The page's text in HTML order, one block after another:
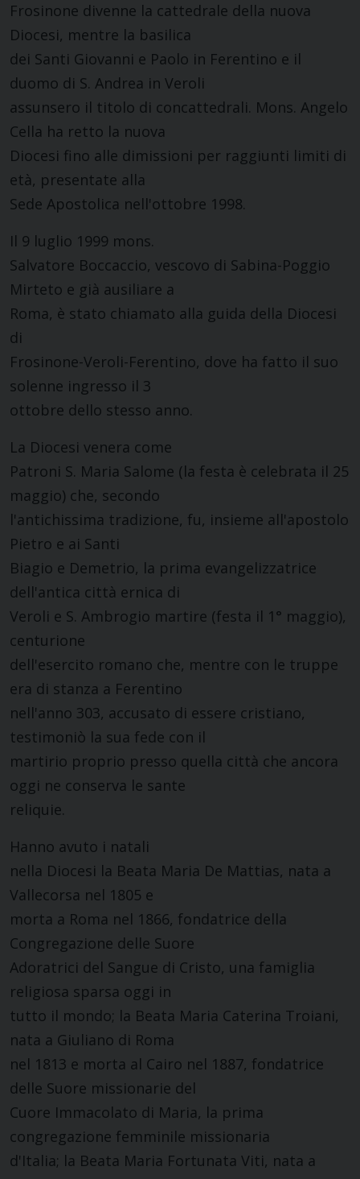
Frosinone divenne la cattedrale della nuova
Diocesi, mentre la basilica
dei Santi Giovanni e Paolo in Ferentino e il
duomo di S. Andrea in Veroli
assunsero il titolo di concattedrali. Mons. Angelo
Cella ha retto la nuova
Diocesi fino alle dimissioni per raggiunti limiti di
età, presentate alla
Sede Apostolica nell'ottobre 1998.
Il 9 luglio 1999 mons.
Salvatore Boccaccio, vescovo di Sabina-Poggio
Mirteto e già ausiliare a
Roma, è stato chiamato alla guida della Diocesi
di
Frosinone-Veroli-Ferentino, dove ha fatto il suo
solenne ingresso il 3
ottobre dello stesso anno.
La Diocesi venera come
Patroni S. Maria Salome (la festa è celebrata il 25
maggio) che, secondo
l'antichissima tradizione, fu, insieme all'apostolo
Pietro e ai Santi
Biagio e Demetrio, la prima evangelizzatrice
dell'antica città ernica di
Veroli e S. Ambrogio martire (festa il 1° maggio),
centurione
dell'esercito romano che, mentre con le truppe
era di stanza a Ferentino
nell'anno 303, accusato di essere cristiano,
testimoniò la sua fede con il
martirio proprio presso quella città che ancora
oggi ne conserva le sante
reliquie.
Hanno avuto i natali
nella Diocesi la Beata Maria De Mattias, nata a
Vallecorsa nel 1805 e
morta a Roma nel 1866, fondatrice della
Congregazione delle Suore
Adoratrici del Sangue di Cristo, una famiglia
religiosa sparsa oggi in
tutto il mondo; la Beata Maria Caterina Troiani,
nata a Giuliano di Roma
nel 1813 e morta al Cairo nel 1887, fondatrice
delle Suore missionarie del
Cuore Immacolato di Maria, la prima
congregazione femminile missionaria
d'Italia; la Beata Maria Fortunata Viti, nata a